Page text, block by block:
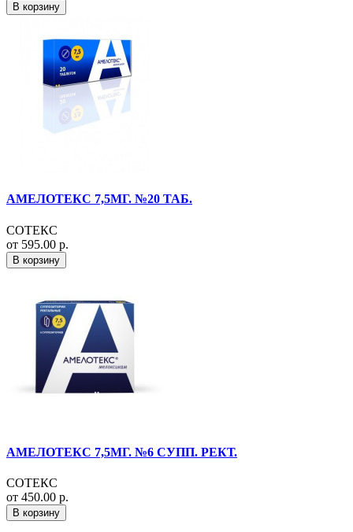
В корзину
АМЕЛОТЕКС 7,5МГ. №20 ТАБ.
СОТЕКС
от 595.00 р.
В корзину
АМЕЛОТЕКС 7,5МГ. №6 СУПП. РЕКТ.
СОТЕКС
от 450.00 р.
В корзину